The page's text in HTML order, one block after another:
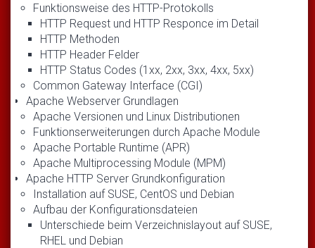
Funktionsweise des HTTP-Protokolls
HTTP Request und HTTP Responce im Detail
HTTP Methoden
HTTP Header Felder
HTTP Status Codes (1xx, 2xx, 3xx, 4xx, 5xx)
Common Gateway Interface (CGI)
Apache Webserver Grundlagen
Apache Versionen und Linux Distributionen
Funktionserweiterungen durch Apache Module
Apache Portable Runtime (APR)
Apache Multiprocessing Module (MPM)
Apache HTTP Server Grundkonfiguration
Installation auf SUSE, CentOS und Debian
Aufbau der Konfigurationsdateien
Unterschiede beim Verzeichnislayout auf SUSE,
RHEL und Debian